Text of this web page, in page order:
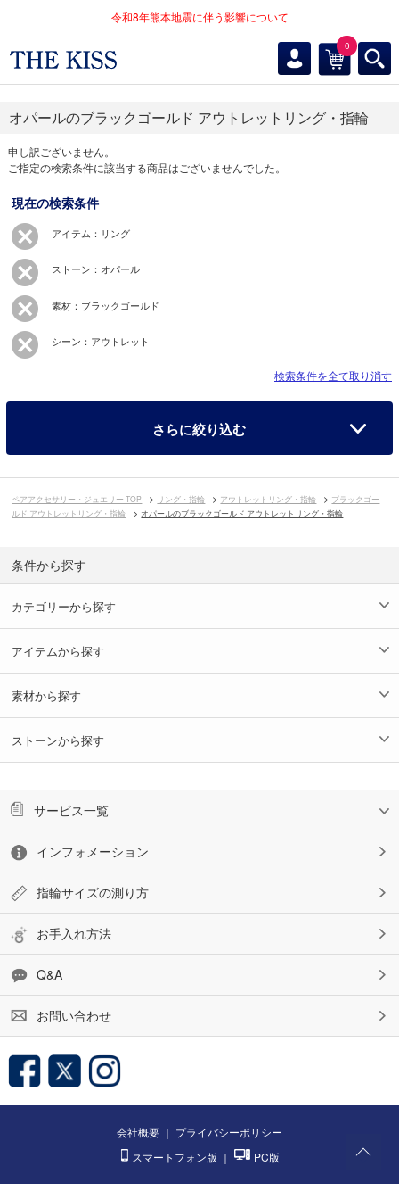
令和8年熊本地震に伴う影響について
0
オパールのブラックゴールド アウトレットリング・指輪
申し訳ございません。
ご指定の検索条件に該当する商品はございませんでした。
現在の検索条件
アイテム：リング
ストーン：オパール
素材：ブラックゴールド
シーン：アウトレット
検索条件を全て取り消す
さらに絞り込む
ペアアクセサリー・ジュエリー TOP リング・指輪 アウトレットリング・指輪
ブラックゴー
ルド アウトレットリング・指輪
オパールのブラックゴールド アウトレットリング・指輪
条件から探す
カテゴリーから探す
アイテムから探す
素材から探す
ストーンから探す
サービス一覧
インフォメーション
指輪サイズの測り方
お手入れ方法
Q&A
お問い合わせ
会社概要 ｜ プライバシーポリシー
スマートフォン版 ｜ PC版